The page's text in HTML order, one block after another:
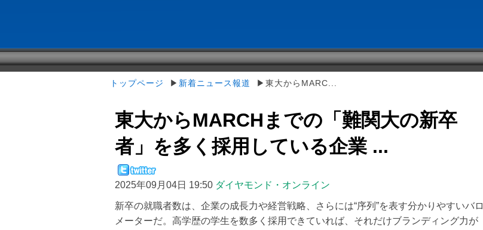
トップページ ▶ 新着ニュース報道 ▶東大からMARC...
東大からMARCHまでの「難関大の新卒
者」を多く採用している企業 ...
2025年09月04日 19:50 ダイヤモンド・オンライン
新卒の就職者数は、企業の成長力や経営戦略、さらには“序列”を表す分かりやすいバロ
メーターだ。高学歴の学生を数多く採用できていれば、それだけブランディング力が